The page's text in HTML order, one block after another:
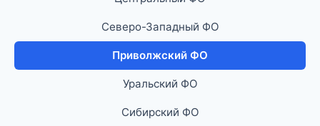
Северо-Западный ФО
Приволжский ФО
Уральский ФО
Сибирский ФО